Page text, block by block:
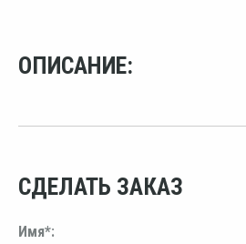
ОПИСАНИЕ:
СДЕЛАТЬ ЗАКАЗ
Имя*: